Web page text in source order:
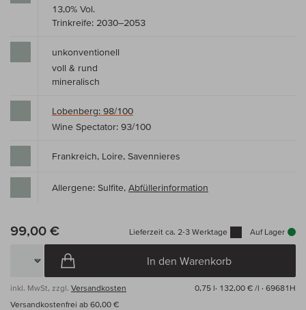
13,0% Vol.
Trinkreife: 2030–2053
unkonventionell
voll & rund
mineralisch
Lobenberg: 98/100
Wine Spectator: 93/100
Frankreich, Loire, Savennieres
Allergene: Sulfite, Abfüllerinformation
99,00 € Lieferzeit ca. 2-3 Werktage Auf Lager
In den Warenkorb
inkl. MwSt, zzgl. Versandkosten 0,75 l· 132,00 € /l · 69681H
Versandkostenfrei ab 60,00 €